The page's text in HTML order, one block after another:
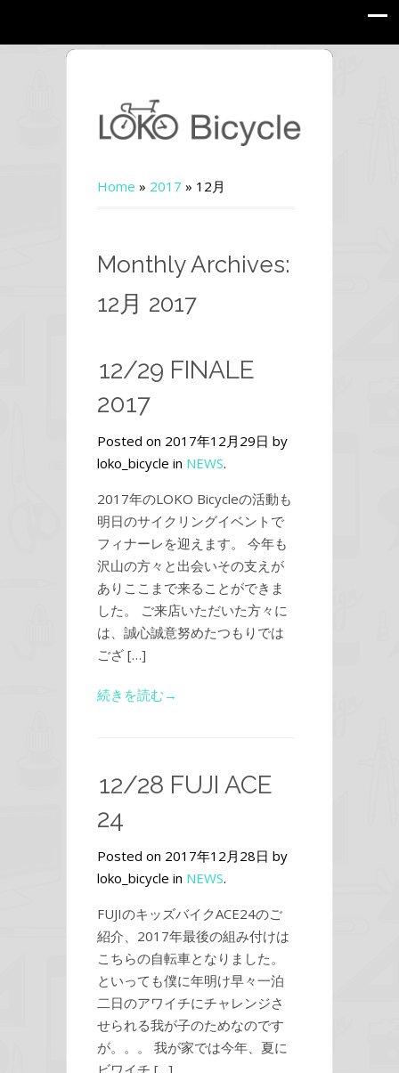
Home » 2017 » 12月
Monthly Archives:
12月 2017
12/29 FINALE
2017
Posted on 2017年12月29日 by
loko_bicycle in NEWS.
2017年のLOKO Bicycleの活動も
明日のサイクリングイベントで
フィナーレを迎えます。 今年も
沢山の方々と出会いその支えが
ありここまで来ることができま
した。 ご来店いただいた方々に
は、誠心誠意努めたつもりでは
ござ […]
続きを読む→
12/28 FUJI ACE
24
Posted on 2017年12月28日 by
loko_bicycle in NEWS.
FUJIのキッズバイクACE24のご
紹介、2017年最後の組み付けは
こちらの自転車となりました。
といっても僕に年明け早々一泊
二日のアワイチにチャレンジさ
せられる我が子のためなのです
が。。。 我が家では今年、夏に